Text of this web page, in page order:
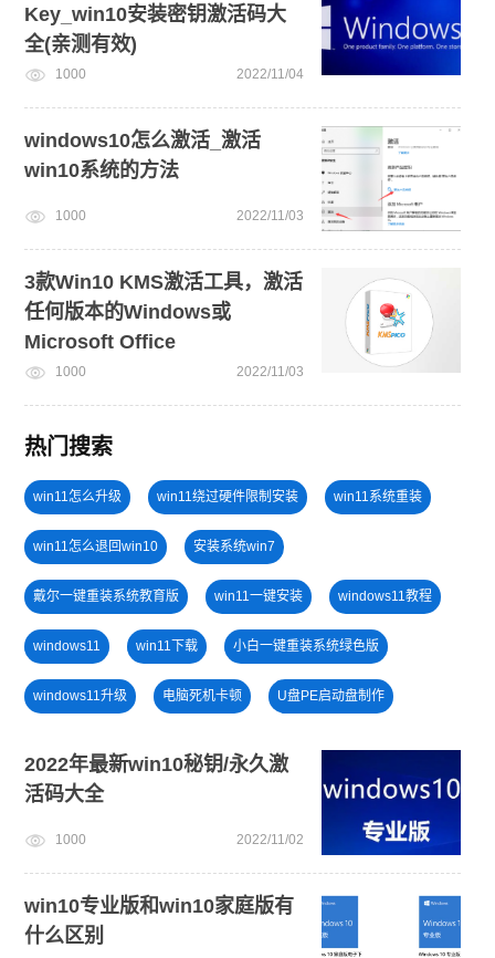
Key_win10安装密钥激活码大
全(亲测有效)
1000 2022/11/04
windows10怎么激活_激活
win10系统的方法
1000 2022/11/03
3款Win10 KMS激活工具，激活
任何版本的Windows或
Microsoft Office
1000 2022/11/03
热门搜索
win11怎么升级 win11绕过硬件限制安装 win11系统重装
win11怎么退回win10 安装系统win7
戴尔一键重装系统教育版 win11一键安装 windows11教程
windows11 win11下载 小白一键重装系统绿色版
windows11升级 电脑死机卡顿 U盘PE启动盘制作
win10升级win11
新手如何重装电脑系统win7
2022年最新win10秘钥/永久激
活码大全
1000 2022/11/02
win10专业版和win10家庭版有
什么区别